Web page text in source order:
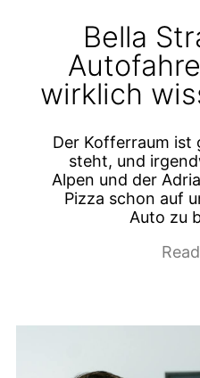
Bella
wirklich
Der Kofferraum ist
steht, und
Alpen und der
Pizza schon auf
Auto zu